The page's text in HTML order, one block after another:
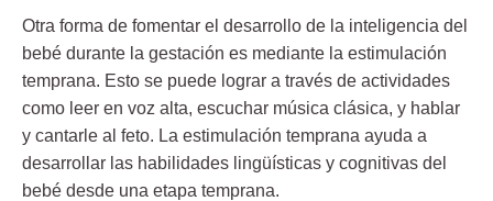
Otra forma de fomentar el desarrollo de la inteligencia del
bebé durante la gestación es mediante la estimulación
temprana. Esto se puede lograr a través de actividades
como leer en voz alta, escuchar música clásica, y hablar
y cantarle al feto. La estimulación temprana ayuda a
desarrollar las habilidades lingüísticas y cognitivas del
bebé desde una etapa temprana.